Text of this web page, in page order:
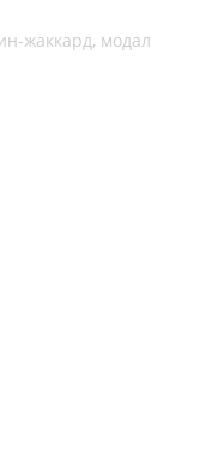
жаккард, модал